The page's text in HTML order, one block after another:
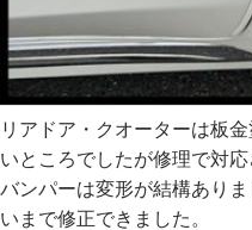
リアドア・クオーターは板
いところでしたが修理で対応
バンパーは変形が結構あり
いまで修正できました。